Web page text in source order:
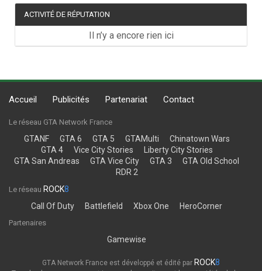
ACTIVITÉ DE RÉPUTATION
Il n’y a encore rien ici
Accueil Publicités Partenariat Contact
Le réseau GTA Network France
GTANF GTA 6 GTA 5 GTAMulti
Chinatown Wars
GTA 4
Vice City Stories
Liberty City Stories
GTA San Andreas
GTA Vice City GTA 3
GTA Old School
RDR 2
Le réseau ROCK8
Call Of Duty
Battlefield Xbox One HeroCorner
Partenaires
Gamewise
GTA Network France est développé et édité par ROCK8